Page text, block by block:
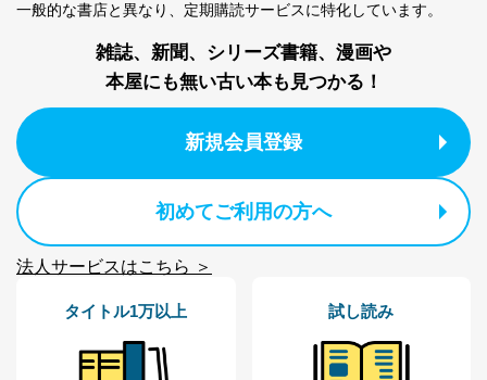
当社カスタマーQ＆
Aサービス利用者
の確認のため
サイトのサービス内容のご案内の
ため
るご案内のため
個人情報
当社の従業者の個
人事、総務などの雇用管理等のた
め
パートナー（提携
企業）からの委託
定期購読サービス
個人情報
購入商品配送のため
提携企業及びお客様がご購入され
に関するご案内のため
当社のサービス利用状況の把握お
一般的な書店と異なり、 定期購読サービスに特化しています。
雑誌、新聞、シリーズ書籍、漫画や
本屋にも無い古い本も見つかる！
新規会員登録
初めてご利用の方へ
法人サービスはこちら ＞
タイトル1万以上 試し読み